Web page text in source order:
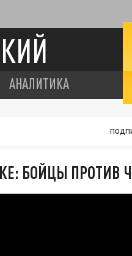
АНАЛИТИКА
БОЙЦЫ ПРОТИВ